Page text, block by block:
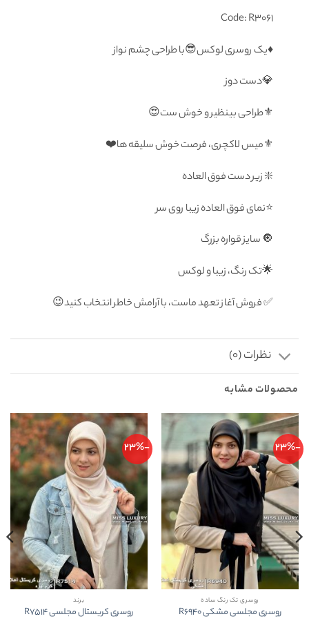
Code: R3061
♦️یک روسری لوکس😎با طراحی چشم نواز
💎دست دوز
⚜️طراحی بینظیر و خوش ست😍
⚜️میس لاکچری، فرصت خوش سلیقه ها❤️
❇️ زیر دست فوق العاده
⭐️نمای فوق العاده زیبا روی سر
🔘 سايز قواره بزرگ
🌟تک رنگ، زیبا و لوکس
✅ فروش آغاز تعهد ماست، با آرامش خاطر انتخاب كنيد😉
نظرات (0)
محصولات مشابه
-23%
روسری تک رنگ ساده
روسری مجلسی مشکی R6940
-23%
برند
روسری کریستال مجلسی R7514